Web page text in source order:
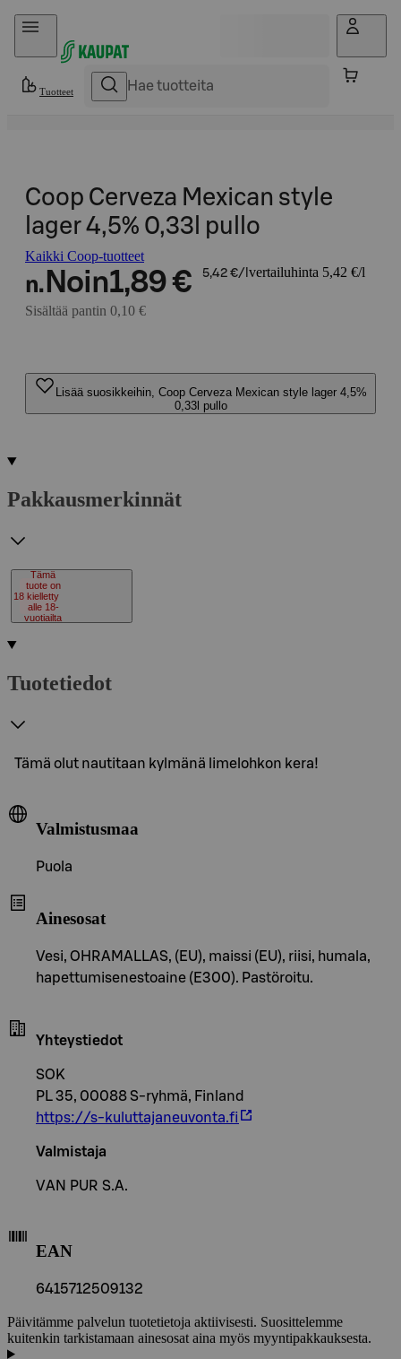
Hyppää sisältöön
Tuotteet
Coop Cerveza Mexican style
lager 4,5% 0,33l pullo
Kaikki Coop-tuotteet
n. Noin1,89 € 5,42 €/l vertailuhinta 5,42 €/l
Sisältää pantin 0,10 €
Lisää suosikkeihin, Coop Cerveza Mexican style lager 4,5%
0,33l pullo
Pakkausmerkinnät
18
Tämä
tuote on
kielletty
alle 18-
vuotiailta
Tuotetiedot
Tämä olut nautitaan kylmänä limelohkon kera!
Valmistusmaa
Puola
Ainesosat
Vesi, OHRAMALLAS, (EU), maissi (EU), riisi, humala,
hapettumisenestoaine (E300). Pastöroitu.
Yhteystiedot
SOK
PL 35, 00088 S-ryhmä, Finland
https://s-kuluttajaneuvonta.fi
Valmistaja
VAN PUR S.A.
EAN
6415712509132
Päivitämme palvelun tuotetietoja aktiivisesti. Suosittelemme
kuitenkin tarkistamaan ainesosat aina myös myyntipakkauksesta.